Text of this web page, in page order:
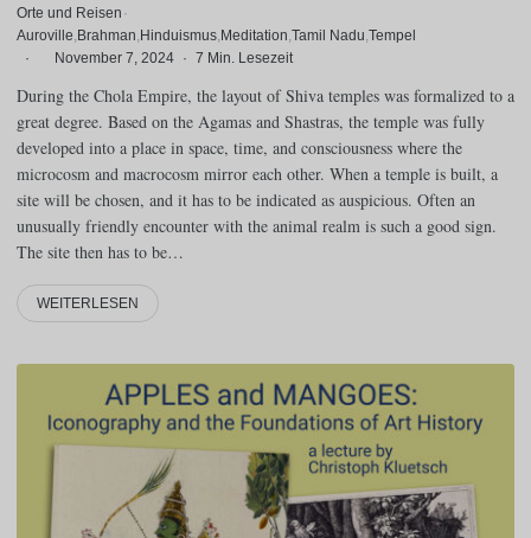
Orte und Reisen ·
Auroville Brahman Hinduismus Meditation Tamil Nadu Tempel
·
November 7, 2024 · 7 Min. Lesezeit
During the Chola Empire, the layout of Shiva temples was formalized to a
great degree. Based on the Agamas and Shastras, the temple was fully
developed into a place in space, time, and consciousness where the
microcosm and macrocosm mirror each other. When a temple is built, a
site will be chosen, and it has to be indicated as auspicious. Often an
unusually friendly encounter with the animal realm is such a good sign.
The site then has to be…
WEITERLESEN